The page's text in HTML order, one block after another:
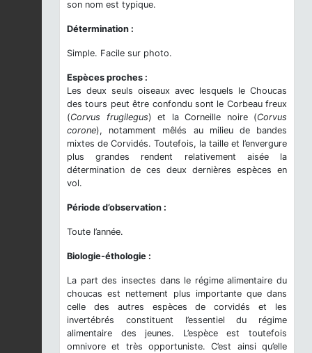
son nom est typique.
Détermination :
Simple. Facile sur photo.
Espèces proches :
Les deux seuls oiseaux avec lesquels le Choucas
des tours peut être confondu sont le Corbeau freux
(Corvus frugilegus) et la Corneille noire (Corvus
corone), notamment mêlés au milieu de bandes
mixtes de Corvidés. Toutefois, la taille et l’envergure
plus grandes rendent relativement aisée la
détermination de ces deux dernières espèces en
vol.
Période d’observation :
Toute l’année.
Biologie-éthologie :
La part des insectes dans le régime alimentaire du
choucas est nettement plus importante que dans
celle des autres espèces de corvidés et les
invertébrés constituent l’essentiel du régime
alimentaire des jeunes. L’espèce est toutefois
omnivore et très opportuniste. C’est ainsi qu’elle